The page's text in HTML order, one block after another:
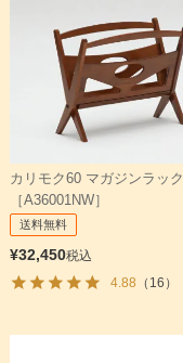
カリモク60 マガジンラック
［A36001NW］
送料無料
¥32,450税込
4.88 （16）